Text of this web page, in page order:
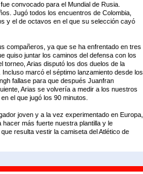
convocado para el Mundial de Rusia.
Jugó todos los encuentros de Colombia,
y el de octavos en el que su selección cayó
compañeros, ya que se ha enfrentado en tres
quiso juntar los caminos del defensa con los
torneo, Arias disputó los dos duelos de la
marcó el séptimo lanzamiento desde los
fallase para que después Juanfran
Arias se volvería a medir a los nuestros
el que jugó los 90 minutos.
joven y a la vez experimentado en Europa,
más fuerte nuestra plantilla y le
resulta vestir la camiseta del Atlético de